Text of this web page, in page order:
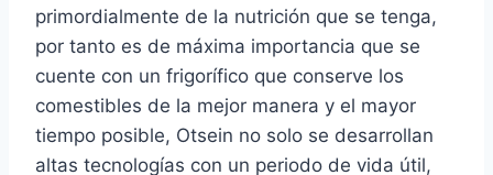
primordialmente de la nutrición que se tenga,
por tanto es de máxima importancia que se
cuente con un frigorífico que conserve los
comestibles de la mejor manera y el mayor
tiempo posible, Otsein no solo se desarrollan
altas tecnologías con un periodo de vida útil,